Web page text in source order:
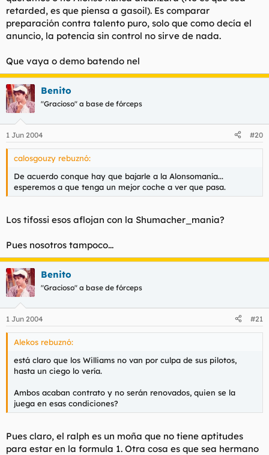
retarded, es que piensa a gasoil). Es comparar
preparación contra talento puro, solo que como decía el
anuncio, la potencia sin control no sirve de nada.
Que vaya o demo batendo nel
Benito
"Gracioso" a base de fórceps
1 Jun 2004 #20
calosgouzy rebuznó:
De acuerdo conque hay que bajarle a la Alonsomanía...
esperemos a que tenga un mejor coche a ver que pasa.
Los tifossi esos aflojan con la Shumacher_mania?
Pues nosotros tampoco...
Benito
"Gracioso" a base de fórceps
1 Jun 2004 #21
Alekos rebuznó:
está claro que los Williams no van por culpa de sus pilotos,
hasta un ciego lo vería.
Ambos acaban contrato y no serán renovados, quien se la
juega en esas condiciones?
Pues claro, el ralph es un moña que no tiene aptitudes
para estar en la formula 1. Otra cosa es que sea hermano